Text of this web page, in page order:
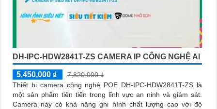
DH-IPC-HDW2841T-ZS CAMERA IP CÔNG NGHỆ AI
5,450,000 ₫
7,820,000 ₫
Thiết bị camera công nghệ POE DH-IPC-HDW2841T-ZS là
một sản phẩm tiên tiến trong lĩnh vực an ninh và giám sát.
Camera này có khả năng ghi hình chất lượng cao với độ